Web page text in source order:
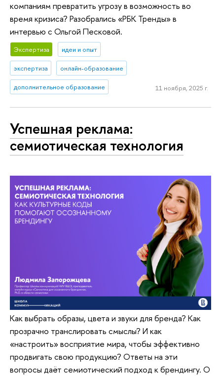
компаниям превратить угрозу в возможность во
время кризиса? Разобрались «РБК Тренды» в
интервью с Ольгой Песковой.
Экспертиза идеи и опыт
экспертиза онлайн-образование
дополнительное образование 11 ноября, 2025 г.
Успешная реклама:
семиотическая технология
Как выбрать образы, цвета и звуки для бренда? Как
прозрачно транслировать смыслы? И как
«настроить» восприятие мира, чтобы эффективно
продвигать свою продукцию? Ответы на эти
вопросы даёт семиотический подход к брендингу. О